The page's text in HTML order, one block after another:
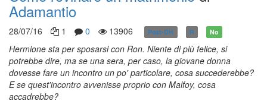
Adamantio
28/07/16 1 0 13906 Post-DH R No
Hermione sta per sposarsi con Ron. Niente di più felice, si
potrebbe dire, ma se una sera, per caso, la giovane donna
dovesse fare un incontro un po' particolare, cosa succederebbe?
E se quest'incontro avvenisse proprio con Malfoy, cosa
accadrebbe?